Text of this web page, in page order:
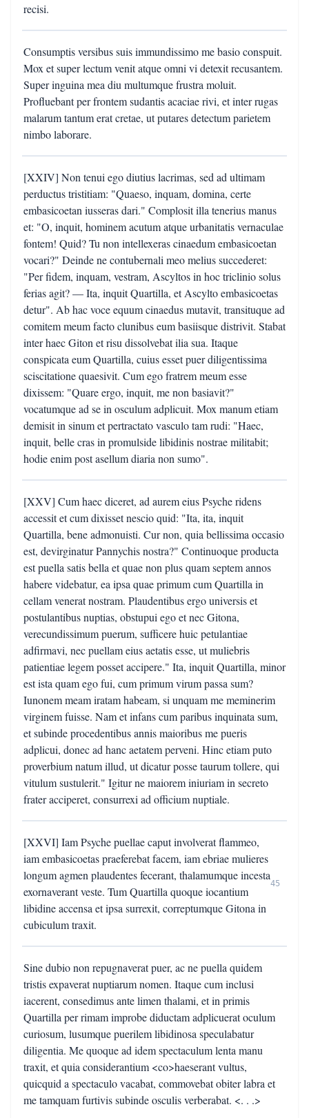
recisi.
Consumptis versibus suis immundissimo me basio conspuit.
Mox et super lectum venit atque omni vi detexit recusantem.
Super inguina mea diu multumque frustra moluit.
Profluebant per frontem sudantis acaciae rivi, et inter rugas
malarum tantum erat cretae, ut putares detectum parietem
nimbo laborare.
[XXIV] Non tenui ego diutius lacrimas, sed ad ultimam
perductus tristitiam: "Quaeso, inquam, domina, certe
embasicoetan iusseras dari." Complosit illa tenerius manus
et: "O, inquit, hominem acutum atque urbanitatis vernaculae
fontem! Quid? Tu non intellexeras cinaedum embasicoetan
vocari?" Deinde ne contubernali meo melius succederet:
"Per fidem, inquam, vestram, Ascyltos in hoc triclinio solus
ferias agit? — Ita, inquit Quartilla, et Ascylto embasicoetas
detur". Ab hac voce equum cinaedus mutavit, transituque ad
comitem meum facto clunibus eum basiisque distrivit. Stabat
inter haec Giton et risu dissolvebat ilia sua. Itaque
conspicata eum Quartilla, cuius esset puer diligentissima
sciscitatione quaesivit. Cum ego fratrem meum esse
dixissem: "Quare ergo, inquit, me non basiavit?"
vocatumque ad se in osculum adplicuit. Mox manum etiam
demisit in sinum et pertractato vasculo tam rudi: "Haec,
inquit, belle cras in promulside libidinis nostrae militabit;
hodie enim post asellum diaria non sumo".
[XXV] Cum haec diceret, ad aurem eius Psyche ridens
accessit et cum dixisset nescio quid: "Ita, ita, inquit
Quartilla, bene admonuisti. Cur non, quia bellissima occasio
est, devirginatur Pannychis nostra?" Continuoque producta
est puella satis bella et quae non plus quam septem annos
habere videbatur, ea ipsa quae primum cum Quartilla in
cellam venerat nostram. Plaudentibus ergo universis et
postulantibus nuptias, obstupui ego et nec Gitona,
verecundissimum puerum, sufficere huic petulantiae
adfirmavi, nec puellam eius aetatis esse, ut muliebris
patientiae legem posset accipere." Ita, inquit Quartilla, minor
est ista quam ego fui, cum primum virum passa sum?
Iunonem meam iratam habeam, si unquam me meminerim
virginem fuisse. Nam et infans cum paribus inquinata sum,
et subinde procedentibus annis maioribus me pueris
adplicui, donec ad hanc aetatem perveni. Hinc etiam puto
proverbium natum illud, ut dicatur posse taurum tollere, qui
vitulum sustulerit." Igitur ne maiorem iniuriam in secreto
frater acciperet, consurrexi ad officium nuptiale.
[XXVI] Iam Psyche puellae caput involverat flammeo,
iam embasicoetas praeferebat facem, iam ebriae mulieres
longum agmen plaudentes fecerant, thalamumque incesta
exornaverant veste. Tum Quartilla quoque iocantium
libidine accensa et ipsa surrexit, correptumque Gitona in
cubiculum traxit.
45
Sine dubio non repugnaverat puer, ac ne puella quidem
tristis expaverat nuptiarum nomen. Itaque cum inclusi
iacerent, consedimus ante limen thalami, et in primis
Quartilla per rimam improbe diductam adplicuerat oculum
curiosum, lusumque puerilem libidinosa speculabatur
diligentia. Me quoque ad idem spectaculum lenta manu
traxit, et quia considerantium <co>haeserant vultus,
quicquid a spectaculo vacabat, commovebat obiter labra et
me tamquam furtivis subinde osculis verberabat. <. . .>